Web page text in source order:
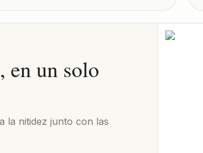
en un solo
la nitidez junto con las